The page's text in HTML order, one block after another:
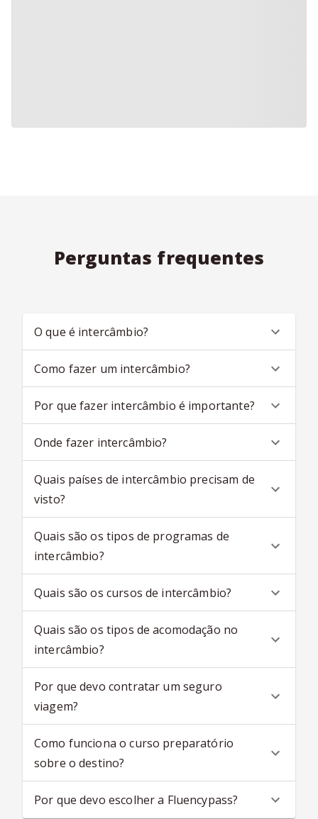
Perguntas frequentes
O que é intercâmbio?
Como fazer um intercâmbio?
Por que fazer intercâmbio é importante?
Onde fazer intercâmbio?
Quais países de intercâmbio precisam de
visto?
Quais são os tipos de programas de
intercâmbio?
Quais são os cursos de intercâmbio?
Quais são os tipos de acomodação no
intercâmbio?
Por que devo contratar um seguro
viagem?
Como funciona o curso preparatório
sobre o destino?
Por que devo escolher a Fluencypass?